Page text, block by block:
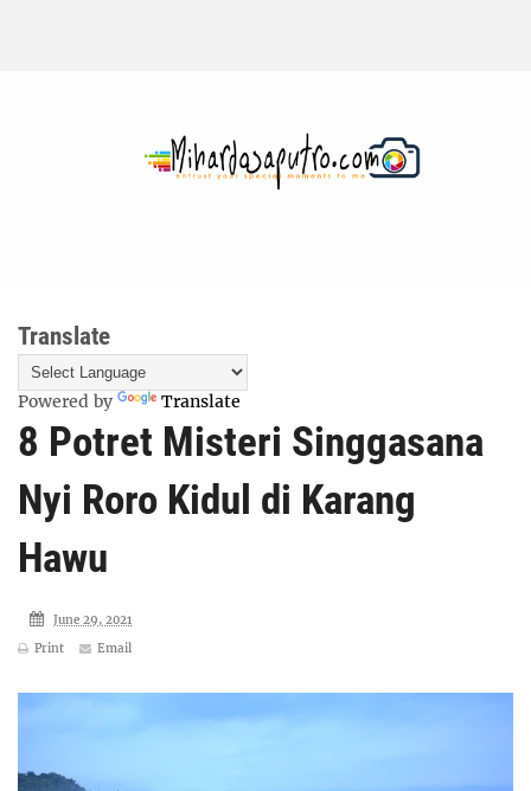
Translate
Powered by Translate
8 Potret Misteri Singgasana
Nyi Roro Kidul di Karang
Hawu
June 29, 2021
Print
Email